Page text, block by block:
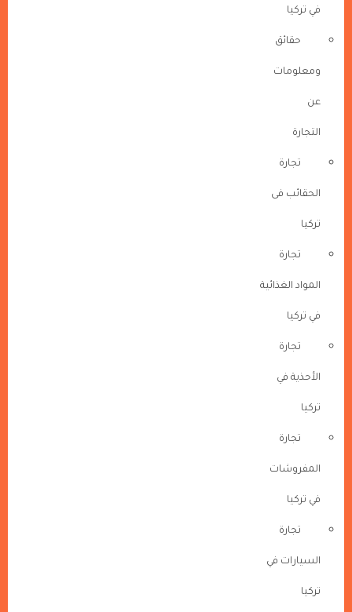
في تركيا
حقائق
ومعلومات
عن
التجارة
تجارة
الحقائب فى
تركيا
تجارة
المواد الغذائية
في تركيا
تجارة
الأحذية في
تركيا
تجارة
المفروشات
في تركيا
تجارة
السيارات في
تركيا